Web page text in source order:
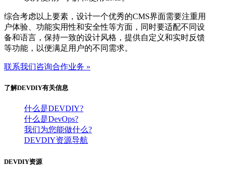
综合考虑以上要素，设计一个优秀的CMS界面需要注重用
户体验、功能实用性和安全性等方面，同时要适配不同设
备和语言，保持一致的设计风格，提供自定义和实时反馈
等功能，以便满足用户的不同需求。
联系我们咨询合作业务 »
了解DEVDIY有关信息
什么是DEVDIY?
什么是DevOps?
我们为您能做什么?
DEVDIY资源导航
DEVDIY资源